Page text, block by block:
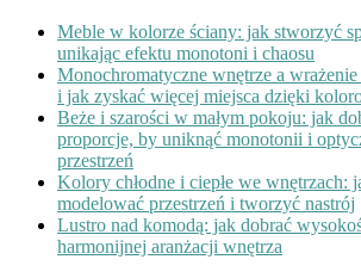
Meble w kolorze ściany: jak stworzyć
unikając efektu monotoni i chaosu
Monochromatyczne wnętrze a
i jak zyskać więcej miejsca dzięki
Beże i szarości w małym pokoju: jak
proporcje, by uniknąć monotonii i
przestrzeń
Kolory chłodne i ciepłe we wnętrzach:
modelować przestrzeń i tworzyć nastrój
Lustro nad komodą: jak dobrać
harmonijnej aranżacji wnętrza